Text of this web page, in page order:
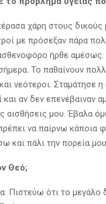
χάρη στους
με πρόσεξαν πάρα
ήρθε αμέσως.
Το παθαίνουν
νεότεροι. Σταμάτησε
και αν δεν επενέβαιναν
αισθήσεις μου. Έβαλα
να παίρνω κάποια
και πάλι την πορεία
Θεό;
Πιστεύω ότι το